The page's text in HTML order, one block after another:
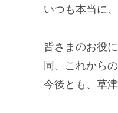
いつも本当に
皆さまのお役
同、これから
今後とも、草